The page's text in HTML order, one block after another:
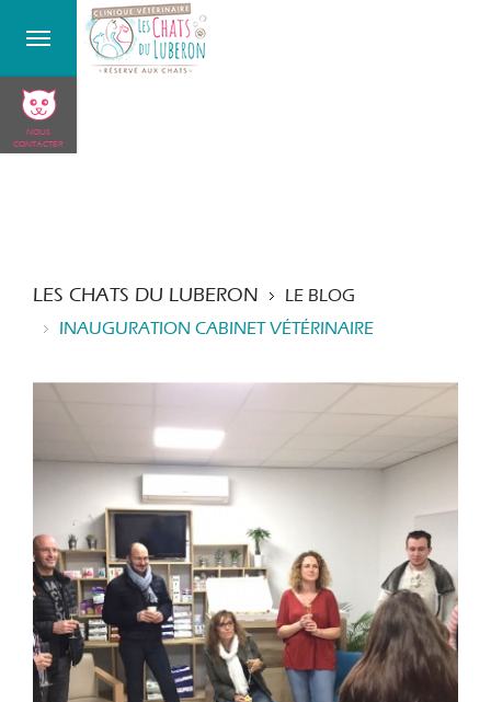
LES CHATS DU LUBERON
LE BLOG
INAUGURATION CABINET VÉTÉRINAIRE
Cabinet vétérinaire Cavaillon
Posté le 17 fév. 2019
NOUS
CONTACTER